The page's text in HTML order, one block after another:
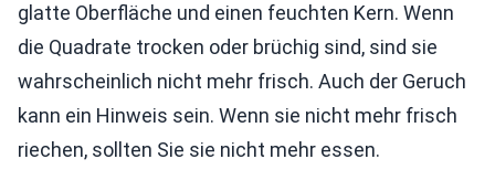
glatte Oberfläche und einen feuchten Kern. Wenn
die Quadrate trocken oder brüchig sind, sind sie
wahrscheinlich nicht mehr frisch. Auch der Geruch
kann ein Hinweis sein. Wenn sie nicht mehr frisch
riechen, sollten Sie sie nicht mehr essen.